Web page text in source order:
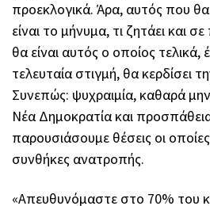
προεκλογικά. Άρα, αυτός που
είναι το μήνυμα, τι ζητάει και
θα είναι αυτός ο οποίος τελικά,
τελευταία στιγμή, θα κερδίσει
Συνεπώς: ψυχραιμία, καθαρά
Νέα Δημοκρατία και
παρουσιάσουμε θέσεις οι
συνθήκες ανατροπής.
«Απευθυνόμαστε στο 70% του